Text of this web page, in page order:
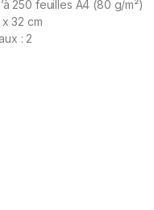
250 feuilles A4 (80 g/m²)
32 cm
: 2